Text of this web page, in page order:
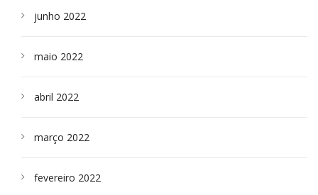
junho 2022
maio 2022
abril 2022
março 2022
fevereiro 2022